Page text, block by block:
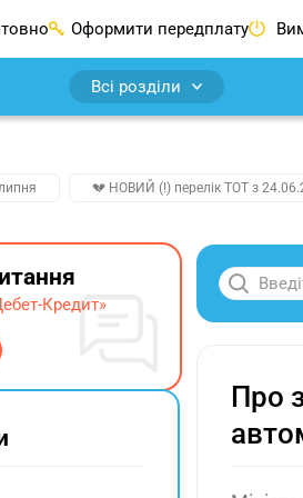
Оформити передплату
Всі розділи
💔 НОВИЙ (!) перелік ТОТ з
Про
Кредит»